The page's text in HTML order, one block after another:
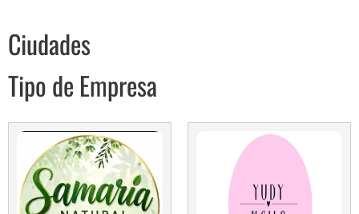
Ciudades
Tipo de Empresa